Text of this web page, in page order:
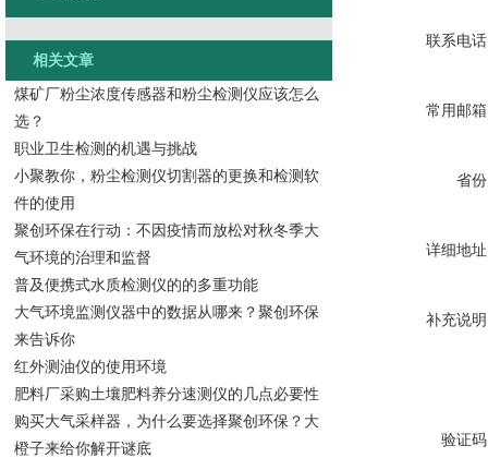
联系电
常用邮
省
详细地
补充说
验证
相关文章
煤矿厂粉尘浓度传感器和粉尘检测仪应该怎么
选？
职业卫生检测的机遇与挑战
小聚教你，粉尘检测仪切割器的更换和检测软
件的使用
聚创环保在行动：不因疫情而放松对秋冬季大
气环境的治理和监督
普及便携式水质检测仪的的多重功能
大气环境监测仪器中的数据从哪来？聚创环保
来告诉你
红外测油仪的使用环境
肥料厂采购土壤肥料养分速测仪的几点必要性
购买大气采样器，为什么要选择聚创环保？大
橙子来给你解开谜底